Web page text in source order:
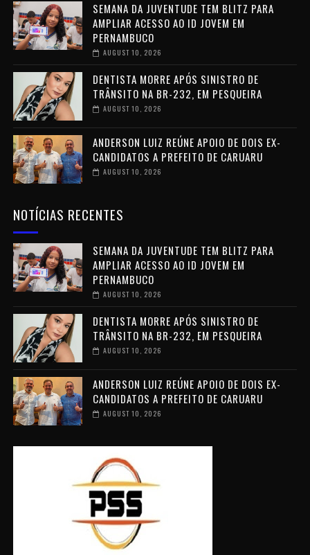
SEMANA DA JUVENTUDE TEM BLITZ PARA
AMPLIAR ACESSO AO ID JOVEM EM
PERNAMBUCO
AUGUST 10, 2026
DENTISTA MORRE APÓS SINISTRO DE
TRÂNSITO NA BR-232, EM PESQUEIRA
AUGUST 10, 2026
ANDERSON LUIZ REÚNE APOIO DE DOIS EX-
CANDIDATOS A PREFEITO DE CARUARU
AUGUST 10, 2026
NOTÍCIAS RECENTES
SEMANA DA JUVENTUDE TEM BLITZ PARA
AMPLIAR ACESSO AO ID JOVEM EM
PERNAMBUCO
AUGUST 10, 2026
DENTISTA MORRE APÓS SINISTRO DE
TRÂNSITO NA BR-232, EM PESQUEIRA
AUGUST 10, 2026
ANDERSON LUIZ REÚNE APOIO DE DOIS EX-
CANDIDATOS A PREFEITO DE CARUARU
AUGUST 10, 2026